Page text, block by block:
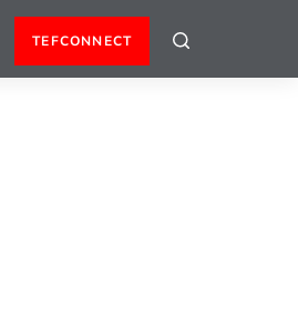
TEFCONNECT